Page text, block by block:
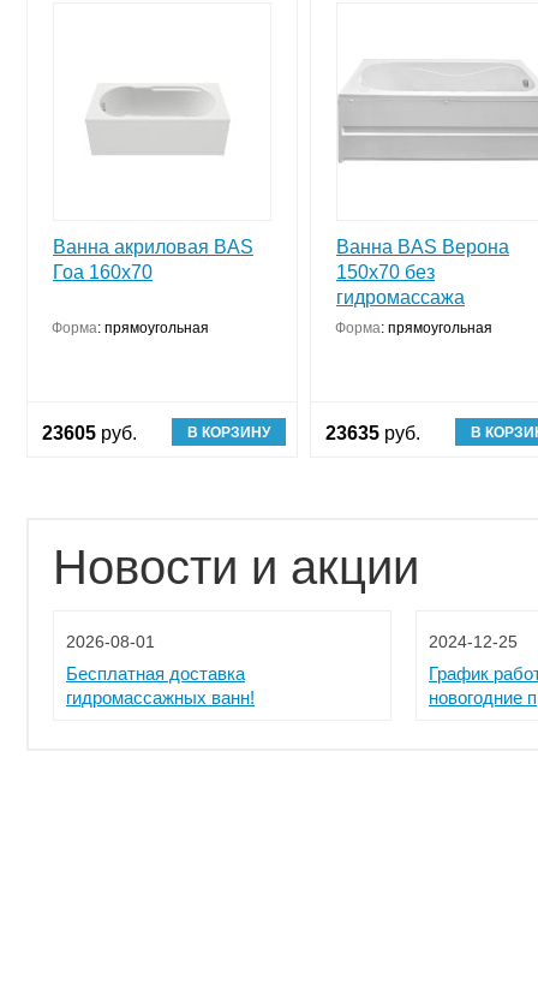
Ванна акриловая BAS
Гоа 160х70
Форма: прямоугольная
23605 руб. В КОРЗИНУ
Ванна BAS Верона
150х70 без
гидромассажа
Форма: прямоугольная
23635 руб. В
Новости и акции
2026-08-01
Бесплатная доставка
гидромассажных ванн!
2024-12-25
График
новогодние